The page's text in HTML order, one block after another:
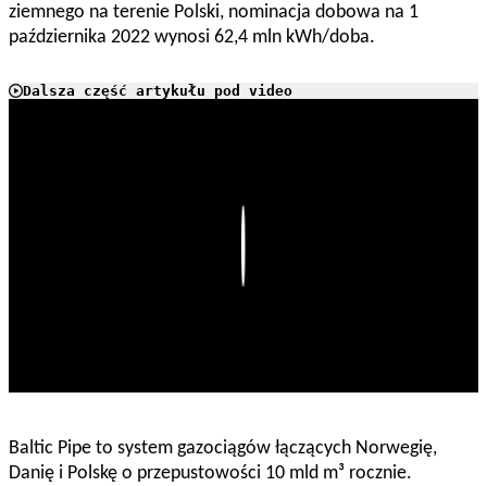
ziemnego na terenie Polski, nominacja dobowa na 1
października 2022 wynosi 62,4 mln kWh/doba.
Dalsza część artykułu pod video
Baltic Pipe to system gazociągów łączących Norwegię,
Danię i Polskę o przepustowości 10 mld m³ rocznie.